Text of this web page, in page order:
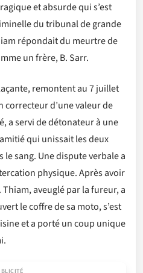
et absurde qui s’est
du tribunal de grande
répondait du meurtre de
un frère, B. Sarr.
remontent au 7 juillet
correcteur d’une valeur de
a servi de détonateur à une
qui unissait les deux
le sang. Une dispute verbale a
physique. Après avoir
aveuglé par la fureur, a
le coffre de sa moto, s’est
et a porté un coup unique